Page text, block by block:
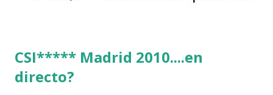
CSI***** Madrid 2010....en
directo?